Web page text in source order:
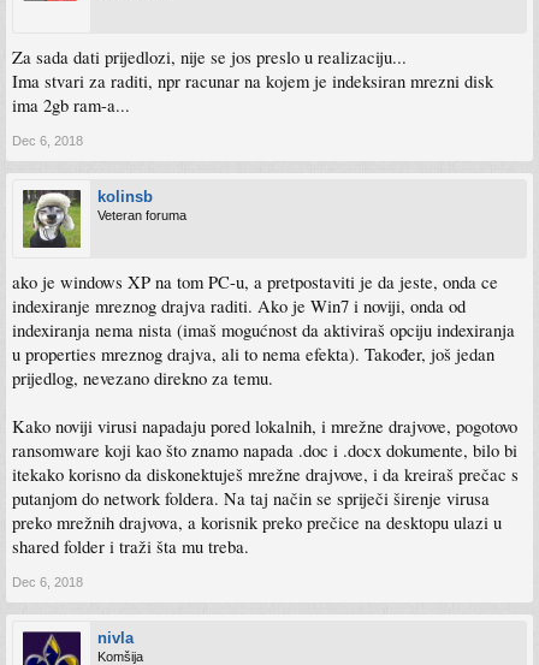
Za sada dati prijedlozi, nije se jos preslo u realizaciju...
Ima stvari za raditi, npr racunar na kojem je indeksiran mrezni disk
ima 2gb ram-a...
Dec 6, 2018
kolinsb
Veteran foruma
ako je windows XP na tom PC-u, a pretpostaviti je da jeste, onda ce
indexiranje mreznog drajva raditi. Ako je Win7 i noviji, onda od
indexiranja nema nista (imaš mogućnost da aktiviraš opciju indexiranja
u properties mreznog drajva, ali to nema efekta). Također, još jedan
prijedlog, nevezano direkno za temu.
Kako noviji virusi napadaju pored lokalnih, i mrežne drajvove, pogotovo
ransomware koji kao što znamo napada .doc i .docx dokumente, bilo bi
itekako korisno da diskonektuješ mrežne drajvove, i da kreiraš prečac s
putanjom do network foldera. Na taj način se spriječi širenje virusa
preko mrežnih drajvova, a korisnik preko prečice na desktopu ulazi u
shared folder i traži šta mu treba.
Dec 6, 2018
nivla
Komšija